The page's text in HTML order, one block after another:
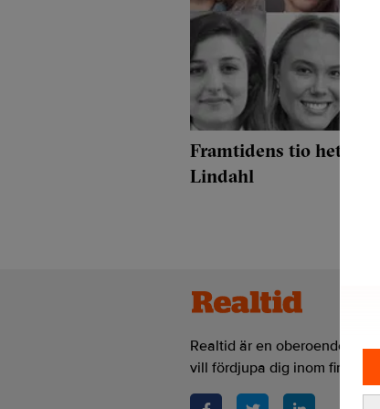
Framtidens tio
Lindahl
Realtid är en oberoende
vill fördjupa dig inom finans-